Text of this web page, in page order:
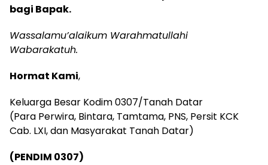
bagi Bapak.
Wassalamu’alaikum Warahmatullahi
Wabarakatuh.
Hormat Kami,
Keluarga Besar Kodim 0307/Tanah Datar
(Para Perwira, Bintara, Tamtama, PNS, Persit KCK
Cab. LXI, dan Masyarakat Tanah Datar)
(PENDIM 0307)